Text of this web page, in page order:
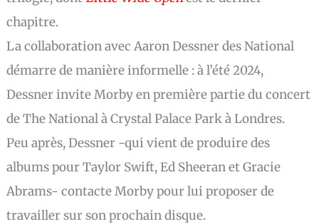
chapitre.
La collaboration avec Aaron Dessner des National
démarre de manière informelle : à l’été 2024,
Dessner invite Morby en première partie du concert
de The National à Crystal Palace Park à Londres.
Peu après, Dessner -qui vient de produire des
albums pour Taylor Swift, Ed Sheeran et Gracie
Abrams- contacte Morby pour lui proposer de
travailler sur son prochain disque.